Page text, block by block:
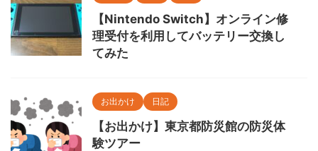
【Nintendo Switch】オンライン修
理受付を利用してバッテリー交換し
てみた
お出かけ 日記
【お出かけ】東京都防災館の防災体
験ツアー